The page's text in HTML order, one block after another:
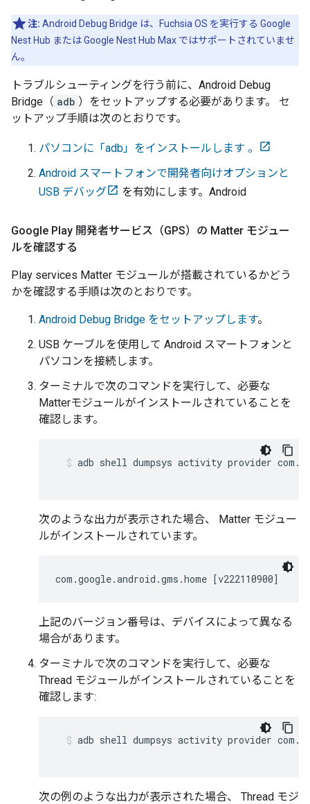
注: Android Debug Bridge は、Fuchsia OS を実行する Google
Nest Hub または Google Nest Hub Max ではサポートされていませ
ん。
トラブルシューティングを行う前に、Android Debug
Bridge（ adb ）をセットアップする必要があります。 セ
ットアップ手順は次のとおりです。
パソコンに「adb」をインストールします 。
Android スマートフォンで開発者向けオプションと
USB デバッグ
を有効にします。 Android
Google Play 開発者サービス（GPS）の Matter モジュー
ルを確認する
Play services Matter モジュールが搭載されているかどう
かを確認する手順は次のとおりです。
Android Debug Bridge をセットアップします。
USB ケーブルを使用して Android スマートフォンと
パソコンを接続します。
ターミナルで次のコマンドを実行して、必要な
Matterモジュールがインストールされていることを
確認します。
adb shell dumpsys activity provider
次のような出力が表示された場合、 Matter モジュー
ルがインストールされています。
com.google.android.gms.home [v222110900]
上記のバージョン番号は、デバイスによって異なる
場合があります。
ターミナルで次のコマンドを実行して、必要な
Thread モジュールがインストールされていることを
確認します:
adb shell dumpsys activity provider
次の例のような出力が表示された場合、 Thread モジ